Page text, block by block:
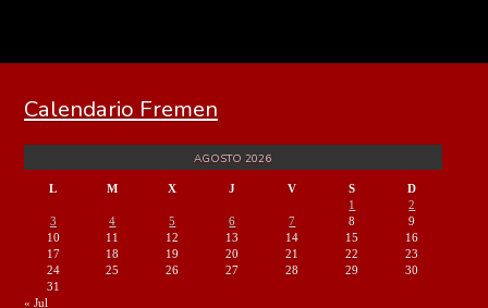
Calendario Fremen
AGOSTO 2026
L M X J V S
D
1
2
3
4 5 6 7 8
9
10
11 12 13 14 15
16
17
18 19 20 21 22
23
24
25 26 27 28 29
30
31
« Jul